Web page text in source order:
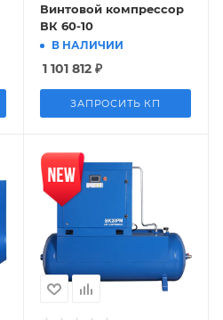
Винтовой компрессор
ВК 60-10
В НАЛИЧИИ
1 101 812 ₽
ЗАПРОСИТЬ КП